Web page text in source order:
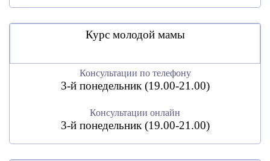
Курс молодой мамы
Консультации по телефону
3-й понедельник (19.00-21.00)
Консультации онлайн
3-й понедельник (19.00-21.00)